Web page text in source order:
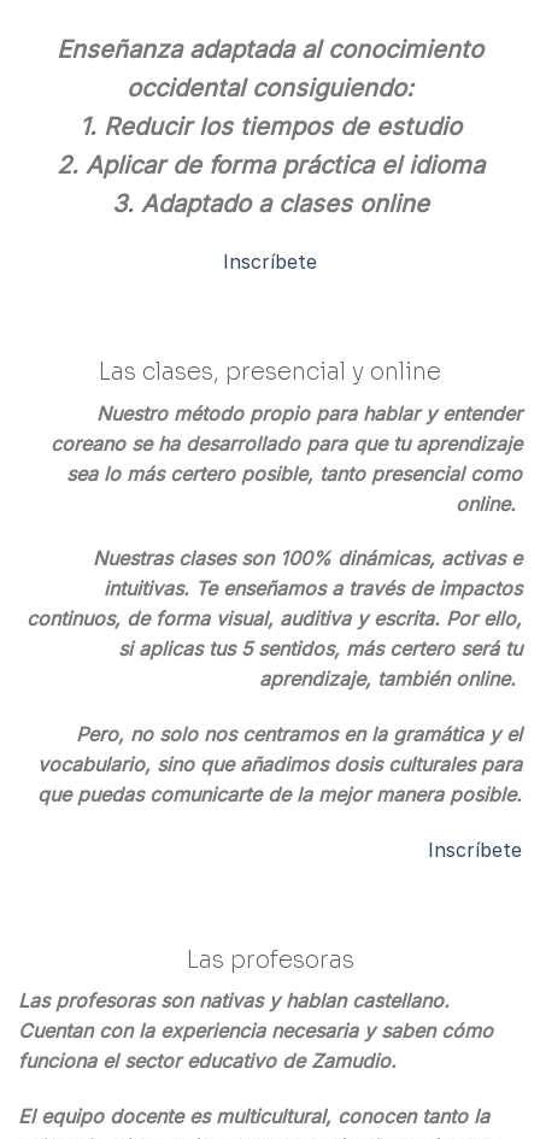
Enseñanza adaptada al conocimiento
occidental consiguiendo:
1. Reducir los tiempos de estudio
2. Aplicar de forma práctica el idioma
3. Adaptado a clases online
Inscríbete
Las clases, presencial y online
Nuestro método propio para hablar y entender
coreano se ha desarrollado para que tu aprendizaje
sea lo más certero posible, tanto presencial como
online.
Nuestras clases son 100% dinámicas, activas e
intuitivas. Te enseñamos a través de impactos
continuos, de forma visual, auditiva y escrita. Por ello,
si aplicas tus 5 sentidos, más certero será tu
aprendizaje, también online.
Pero, no solo nos centramos en la gramática y el
vocabulario, sino que añadimos dosis culturales para
que puedas comunicarte de la mejor manera posible.
Inscríbete
Las profesoras
Las profesoras son nativas y hablan castellano.
Cuentan con la experiencia necesaria y saben cómo
funciona el sector educativo de Zamudio.
El equipo docente es multicultural, conocen tanto la